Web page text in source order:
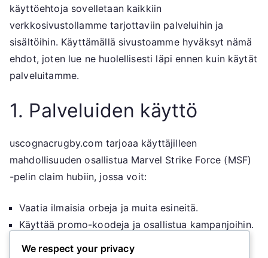
käyttöehtoja sovelletaan kaikkiin
verkkosivustollamme tarjottaviin palveluihin ja
sisältöihin. Käyttämällä sivustoamme hyväksyt nämä
ehdot, joten lue ne huolellisesti läpi ennen kuin käytät
palveluitamme.
1. Palveluiden käyttö
uscognacrugby.com tarjoaa käyttäjilleen
mahdollisuuden osallistua Marvel Strike Force (MSF)
-pelin claim hubiin, jossa voit:
Vaatia ilmaisia orbeja ja muita esineitä.
Käyttää promo-koodeja ja osallistua kampanjoihin.
We respect your privacy